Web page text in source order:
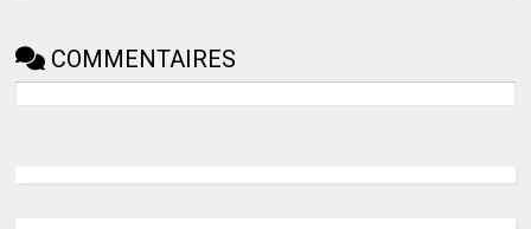
COMMENTAIRES